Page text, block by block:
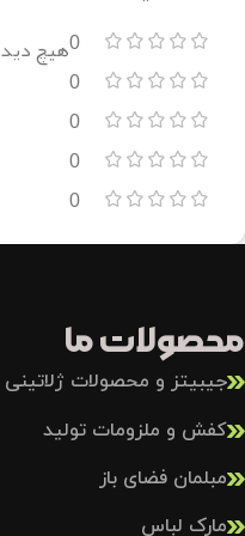
0
0
0
0
0
هیچ
محصولات ما
جیبیتز و محصولات ژلاتینی
کفش و ملزومات تولید
مبلمان فضای باز
مارک لباس